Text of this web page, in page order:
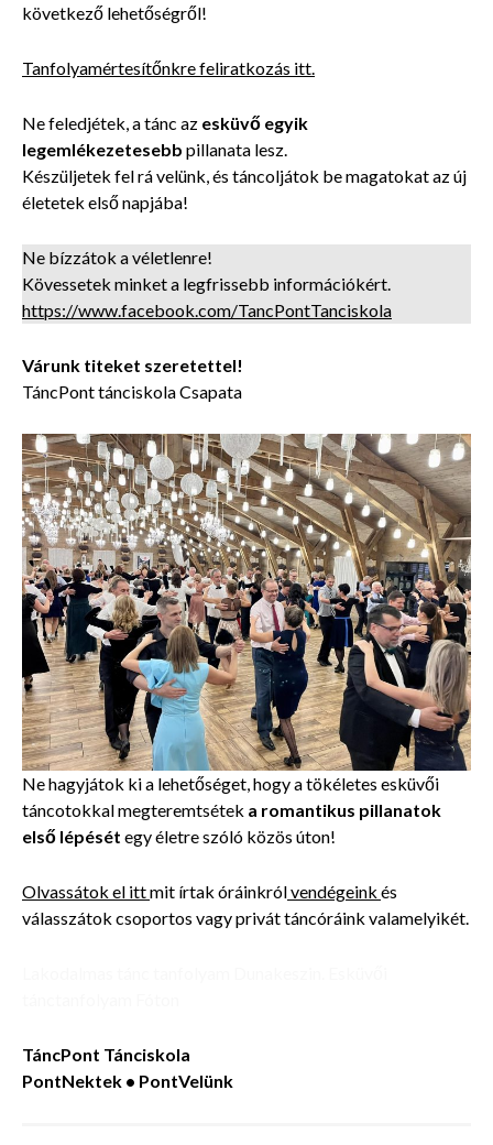
következő lehetőségről!
Tanfolyamértesítőnkre feliratkozás itt.
Ne feledjétek, a tánc az esküvő egyik
legemlékezetesebb pillanata lesz.
Készüljetek fel rá velünk, és táncoljátok be magatokat az új
életetek első napjába!
Ne bízzátok a véletlenre!
Kövessetek minket a legfrissebb információkért.
https://www.facebook.com/TancPontTanciskola
Várunk titeket szeretettel!
TáncPont tánciskola Csapata
Ne hagyjátok ki a lehetőséget, hogy a tökéletes esküvői
táncotokkal megteremtsétek a romantikus pillanatok
első lépését egy életre szóló közös úton!
Olvassátok el ittmit írtak óráinkrólvendégeink és
válasszátok csoportos vagy privát táncóráink valamelyikét.
TáncPont Tánciskola
PontNektek • PontVelünk